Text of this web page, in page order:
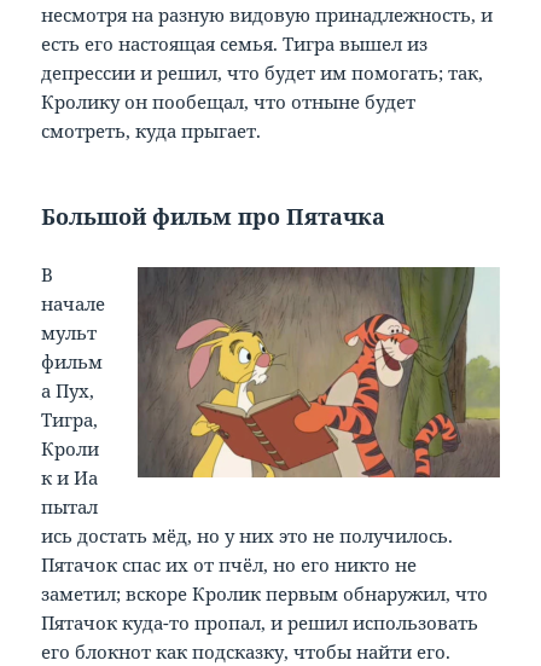
несмотря на разную видовую принадлежность, и
есть его настоящая семья. Тигра вышел из
депрессии и решил, что будет им помогать; так,
Кролику он пообещал, что отныне будет
смотреть, куда прыгает.
Большой фильм про Пятачка
В
начале
мульт
фильм
а Пух,
Тигра,
Кроли
к и Иа
пытал
ись достать мёд, но у них это не получилось.
Пятачок спас их от пчёл, но его никто не
заметил; вскоре Кролик первым обнаружил, что
Пятачок куда-то пропал, и решил использовать
его блокнот как подсказку, чтобы найти его.